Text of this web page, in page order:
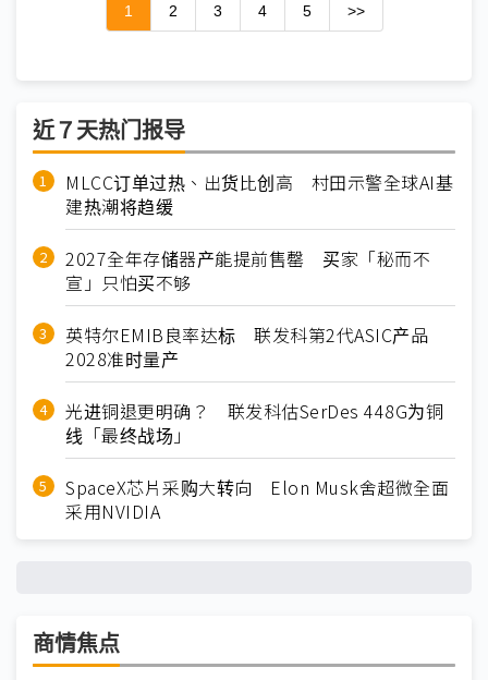
1 2 3 4 5 >>
近７天热门报导
MLCC订单过热、出货比创高 村田示警全球AI基
建热潮将趋缓
2027全年存储器产能提前售罄 买家「秘而不
宣」只怕买不够
英特尔EMIB良率达标 联发科第2代ASIC产品
2028准时量产
光进铜退更明确？ 联发科估SerDes 448G为铜
线「最终战场」
SpaceX芯片采购大转向 Elon Musk舍超微全面
采用NVIDIA
商情焦点